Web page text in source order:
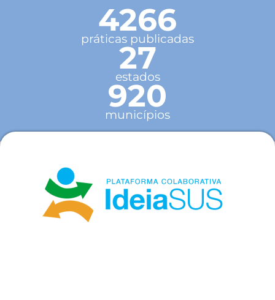
4266
práticas publicadas
27
estados
920
municípios